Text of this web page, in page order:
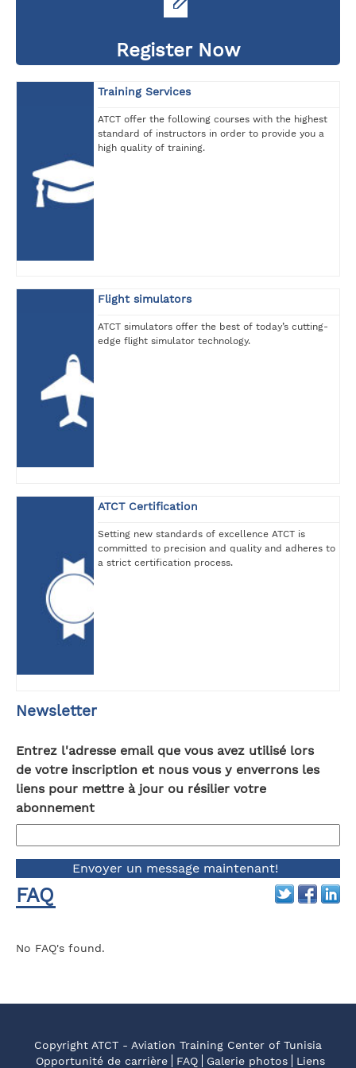
Register Now
Training Services
ATCT offer the following courses with the highest
standard of instructors in order to provide you a
high quality of training.
Flight simulators
ATCT simulators offer the best of today’s cutting-
edge flight simulator technology.
ATCT Certification
Setting new standards of excellence ATCT is
committed to precision and quality and adheres to
a strict certification process.
Newsletter
Entrez l'adresse email que vous avez utilisé lors
de votre inscription et nous vous y enverrons les
liens pour mettre à jour ou résilier votre
abonnement
FAQ
No FAQ's found.
Copyright ATCT - Aviation Training Center of Tunisia
Opportunité de carrière
FAQ Galerie photos Liens